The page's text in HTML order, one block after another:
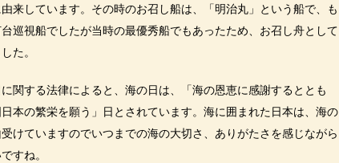
来しています。その時のお召し船は、「明治丸」という船で、も
巡視船でしたが当時の最優秀船でもあったため、お召し舟として
た。
関する法律によると、海の日は、「海の恩恵に感謝するととも
本の繁栄を願う」日とされています。海に囲まれた日本は、海の
けていますのでいつまでの海の大切さ、ありがたさを感じながら
すね。